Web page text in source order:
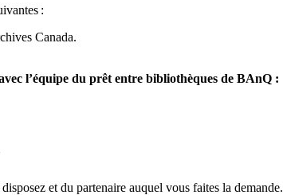
:
Canada.
l’équipe du prêt entre bibliothèques de BAnQ :
et du partenaire auquel vous faites la demande.